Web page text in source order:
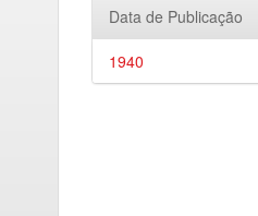
Data de Publicação
1940